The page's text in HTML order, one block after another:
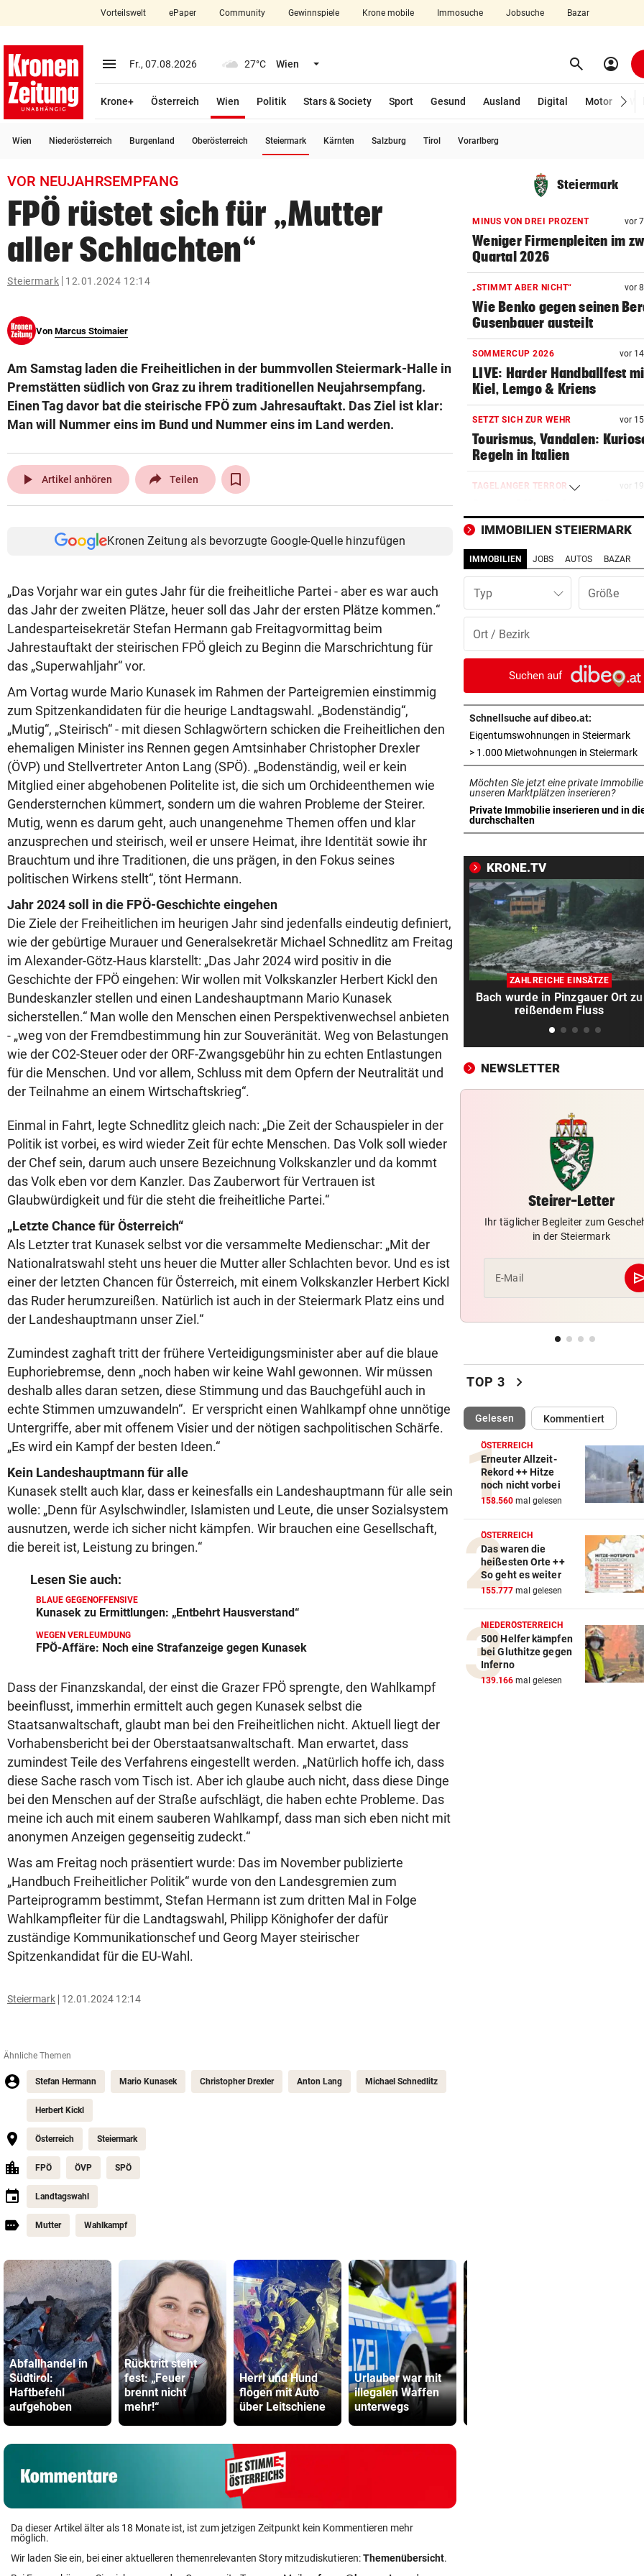
closeSchließen
account_circle Anmelden
arrow_right
Bundesland auswählen
bookmark Merkliste
Suchbegriff
eingeben
© Krone Multimedia GmbH & Co KG 2026
Vorteilswelt ePaper Community Gewinnspiele Krone mobile Immosuche Jobsuche Bazar
menu Menü aufklappen
Fr., 07.08.2026 27°C Wien Menü aufklappen search Suchen
account_circle
Krone+ Österreich Wien
Politik
Stars & Society Sport Gesund Ausland Digital Motor
Wien Niederösterreich Burgenland Oberösterreich Steiermark Kärnten Salzburg Tirol Vorarlberg
VOR NEUJAHRSEMPFANG
FPÖ rüstet sich für „Mutter
aller Schlachten“
Steiermark 12.01.2024 12:14
Von Marcus Stoimaier
Am Samstag laden die Freiheitlichen in der bummvollen Steiermark-Halle in
Premstätten südlich von Graz zu ihrem traditionellen Neujahrsempfang.
Einen Tag davor bat die steirische FPÖ zum Jahresauftakt. Das Ziel ist klar:
Man will Nummer eins im Bund und Nummer eins im Land werden.
play_arrow Artikel anhören Teilen
Kronen Zeitung als bevorzugte Google-Quelle hinzufügen
„Das Vorjahr war ein gutes Jahr für die freiheitliche Partei - aber es war auch
das Jahr der zweiten Plätze, heuer soll das Jahr der ersten Plätze kommen.“
Landesparteisekretär Stefan Hermann gab Freitagvormittag beim
Jahrestauftakt der steirischen FPÖ gleich zu Beginn die Marschrichtung für
das „Superwahljahr“ vor.
Am Vortag wurde Mario Kunasek im Rahmen der Parteigremien einstimmig
zum Spitzenkandidaten für die heurige Landtagswahl. „Bodenständig“,
„Mutig“, „Steirisch“ - mit diesen Schlagwörtern schicken die Freiheitlichen den
ehemaligen Minister ins Rennen gegen Amtsinhaber Christopher Drexler
(ÖVP) und Stellvertreter Anton Lang (SPÖ). „Bodenständig, weil er kein
Mitglied einer abgehobenen Politelite ist, die sich um Orchideenthemen wie
Gendersternchen kümmert, sondern um die wahren Probleme der Steirer.
Mutig, wenn es darum geht, auch unangenehme Themen offen und klar
anzusprechen und steirisch, weil er unsere Heimat, ihre Identität sowie ihr
Brauchtum und ihre Traditionen, die uns prägen, in den Fokus seines
politischen Wirkens stellt“, tönt Hermann.
Jahr 2024 soll in die FPÖ-Geschichte eingehen
Die Ziele der Freiheitlichen im heurigen Jahr sind jedenfalls eindeutig definiert,
wie der gebürtige Murauer und Generalsekretär Michael Schnedlitz am Freitag
im Alexander-Götz-Haus klarstellt: „Das Jahr 2024 wird positiv in die
Geschichte der FPÖ eingehen: Wir wollen mit Volkskanzler Herbert Kickl den
Bundeskanzler stellen und einen Landeshauptmann Mario Kunasek
sicherstellen.“ Man wolle den Menschen einen Perspektivenwechsel anbieten
- „weg von der Fremdbestimmung hin zur Souveränität. Weg von Belastungen
wie der CO2-Steuer oder der ORF-Zwangsgebühr hin zu echten Entlastungen
für die Menschen. Und vor allem, Schluss mit dem Opfern der Neutralität und
der Teilnahme an einem Wirtschaftskrieg“.
Einmal in Fahrt, legte Schnedlitz gleich nach: „Die Zeit der Schauspieler in der
Politik ist vorbei, es wird wieder Zeit für echte Menschen. Das Volk soll wieder
der Chef sein, darum auch unsere Bezeichnung Volkskanzler und da kommt
das Volk eben vor dem Kanzler. Das Zauberwort für Vertrauen ist
Glaubwürdigkeit und für die steht die freiheitliche Partei.“
„Letzte Chance für Österreich“
Als Letzter trat Kunasek selbst vor die versammelte Medienschar: „Mit der
Nationalratswahl steht uns heuer die Mutter aller Schlachten bevor. Und es ist
einer der letzten Chancen für Österreich, mit einem Volkskanzler Herbert Kickl
das Ruder herumzureißen. Natürlich ist auch in der Steiermark Platz eins und
der Landeshauptmann unser Ziel.“
Zumindest zaghaft tritt der frühere Verteidigungsminister aber auf die blaue
Euphoriebremse, denn „noch haben wir keine Wahl gewonnen. Wir müssen
deshalb alles daran setzen, diese Stimmung und das Bauchgefühl auch in
echte Stimmen umzuwandeln“. Er verspricht einen Wahlkampf ohne unnötige
Untergriffe, aber mit offenem Visier und der nötigen sachpolitischen Schärfe.
„Es wird ein Kampf der besten Ideen.“
Kein Landeshauptmann für alle
Kunasek stellt auch klar, dass er keinesfalls ein Landeshauptmann für alle sein
wolle: „Denn für Asylschwindler, Islamisten und Leute, die unser Sozialsystem
ausnutzen, werde ich sicher nicht kämpfen. Wir brauchen eine Gesellschaft,
die bereit ist, Leistung zu bringen.“
Lesen Sie auch:
BLAUE GEGENOFFENSIVE
Kunasek zu Ermittlungen: „Entbehrt Hausverstand“
WEGEN VERLEUMDUNG
FPÖ-Affäre: Noch eine Strafanzeige gegen Kunasek
Dass der Finanzskandal, der einst die Grazer FPÖ sprengte, den Wahlkampf
beeinflusst, immerhin ermittelt auch gegen Kunasek selbst die
Staatsanwaltschaft, glaubt man bei den Freiheitlichen nicht. Aktuell liegt der
Vorhabensbericht bei der Oberstaatsanwaltschaft. Man erwartet, dass
zumindest Teile des Verfahrens eingestellt werden. „Natürlich hoffe ich, dass
diese Sache rasch vom Tisch ist. Aber ich glaube auch nicht, dass diese Dinge
bei den Menschen auf der Straße aufschlägt, die haben echte Probleme. Das
meine ich auch mit einem sauberen Wahlkampf, dass man sich eben nicht mit
anonymen Anzeigen gegenseitig zudeckt.“
Was am Freitag noch präsentiert wurde: Das im November publizierte
„Handbuch Freiheitlicher Politik“ wurde von den Landesgremien zum
Parteiprogramm bestimmt, Stefan Hermann ist zum dritten Mal in Folge
Wahlkampfleiter für die Landtagswahl, Philipp Könighofer der dafür
zuständige Kommunikationschef und Georg Mayer steirischer
Spitzenkandidat für die EU-Wahl.
Steiermark 12.01.2024 12:14
Ähnliche Themen
Stefan Hermann Mario Kunasek Christopher Drexler Anton Lang Michael Schnedlitz
Herbert Kickl
Österreich Steiermark
FPÖ ÖVP SPÖ
Landtagswahl
Mutter Wahlkampf
Abfallhandel in
Südtirol:
Haftbefehl
aufgehoben
Rücktritt steht
fest: „Feuer
brennt nicht
mehr!“
Herrl und Hund
flogen mit Auto
über Leitschiene
Urlauber war mit
illegalen Waffen
unterwegs
Da dieser Artikel älter als 18 Monate ist, ist zum jetzigen Zeitpunkt kein Kommentieren mehr
möglich.
Wir laden Sie ein, bei einer aktuelleren themenrelevanten Story mitzudiskutieren:Themenübersicht.
Steiermark
MINUS VON DREI PROZENT vor
Weniger Firmenpleiten im
Quartal 2026
„STIMMT ABER NICHT“ vor
Wie Benko gegen seinen
Gusenbauer austeilt
SOMMERCUP 2026 vor
LIVE: Harder Handballfest
Kiel, Lemgo & Kriens
SETZT SICH ZUR WEHR vor
Tourismus, Vandalen:
Regeln in Italien
TAGELANGER TERROR vor
Menschen: Eingefangen!
WIRBEL UM KINDER-SAGER
Kanzler entschuldigt sich:
Satz ist falsch“
PLÖTZLICH MIT DABEI vor
Thiem überrascht ÖFB-
im Trainingslager
„MÄCHTIG UND SCHÖN“ vor 39
Mann (37) gesteht
in den USA
FRAGE DES TAGES vor 43
Bekommen Mütter genug
Unterstützung vom Staat?
TRAGISCHER UNFALL vor
Kleinkind bei Sturz aus
APPELL IM LUXUS-HOTEL vor
Bayern mahnt Konkurrenz:
kann es nicht sein!“
HARTWIG IN ST. PÖLTEN vor
Filmreife Rückkehr des
„Weltmeister-Sprosses“
GEGEN WATTENS
Altachs Massombo kennt den
Schlüssel zum Erfolg
Brand in Wohnhaus
CHEF VON VERSICHERUNG:
„Ein kalkulierbares Wetter
Ex-Weltmeisterin: „Dann
TRAUER UM 26-JÄHRIGE vor
TikTokerin Sydney Towle
Abfallhandel in Südtirol:
Haftbefehle aufgehoben
SCHWERE VERBRENNUNGEN vor
Arbeiter fing im Schlosspark
Laxenburg Feuer
IM EU-VERGLEICH vor
Österreich liegt bei E-
IMMOBILIEN STEIERMARK
IMMOBILIEN JOBS AUTOS BAZAR
Typ
Suchen auf
Schnellsuche auf dibeo.at:
Eigentumswohnungen in Steiermarkin
> 1.000 Mietwohnungen in Steiermark
Möchten Sie jetzt eine private
unseren Marktplätzen inserieren?
Private Immobilie inserieren und in
durchschalten
in neuem Tab öffnen
KRONE.TV
ZAHLREICHE EINSÄTZE
Bach wurde in Pinzgauer Ort zu
reißendem Fluss
NEWSLETTER
Steirer-Letter
Ihr täglicher Begleiter zum
in der Steiermark
E-Mail
TOP 3 chevron_right
Gelesen(ausgewählt)Kommentiert
ÖSTERREICH
Erneuter Allzeit-
Rekord ++ Hitze
noch nicht vorbei
158.560 mal gelesen
ÖSTERREICH
Das waren die
heißesten Orte ++
So geht es weiter
155.777 mal gelesen
NIEDERÖSTERREICH
500 Helfer kämpfen
bei Gluthitze gegen
Inferno
139.166 mal gelesen